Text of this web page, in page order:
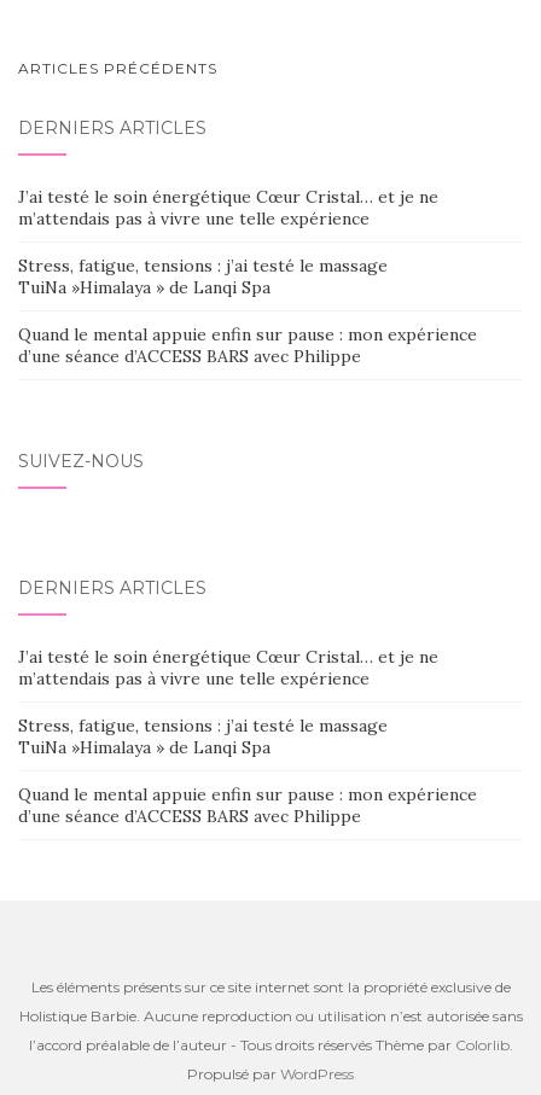
NAVIGATION
SEIN
DES
ARTICLES
ARTICLES PRÉCÉDENTS
DERNIERS ARTICLES
J’ai testé le soin énergétique Cœur Cristal… et je ne
m’attendais pas à vivre une telle expérience
Stress, fatigue, tensions : j’ai testé le massage
TuiNa »Himalaya » de Lanqi Spa
Quand le mental appuie enfin sur pause : mon expérience
d’une séance d’ACCESS BARS avec Philippe
SUIVEZ-NOUS
DERNIERS ARTICLES
J’ai testé le soin énergétique Cœur Cristal… et je ne
m’attendais pas à vivre une telle expérience
Stress, fatigue, tensions : j’ai testé le massage
TuiNa »Himalaya » de Lanqi Spa
Quand le mental appuie enfin sur pause : mon expérience
d’une séance d’ACCESS BARS avec Philippe
Les éléments présents sur ce site internet sont la propriété exclusive de
Holistique Barbie. Aucune reproduction ou utilisation n’est autorisée sans
l’accord préalable de l’auteur - Tous droits réservés Thème par Colorlib.
Propulsé par WordPress